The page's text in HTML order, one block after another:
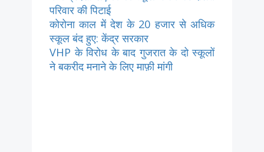
परिवार की पिटाई
कोरोना काल में देश के 20 हजार से अधिक
स्कूल बंद हुए: केंद्र सरकार
VHP के विरोध के बाद गुजरात के दो स्कूलों
ने बकरीद मनाने के लिए माफ़ी मांगी